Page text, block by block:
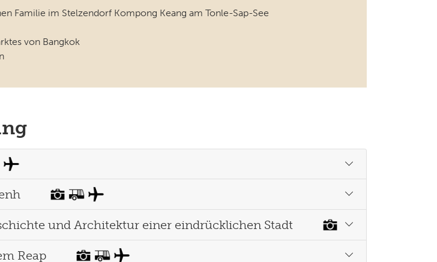
Familie im Stelzendorf Kompong Keang am Tonle-Sap-See
von Bangkok
und Architektur einer eindrücklichen Stadt
Reap